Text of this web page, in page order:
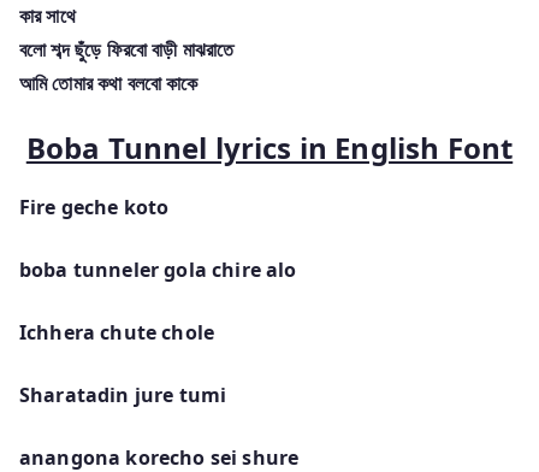
কার সাথে
বলো শব্দ ছুঁড়ে ফিরবো বাড়ী মাঝরাতে
আমি তোমার কথা বলবো কাকে
Boba Tunnel lyrics in English Font
Fire geche koto
boba tunneler gola chire alo
Ichhera chute chole
Sharatadin jure tumi
anangona korecho sei shure